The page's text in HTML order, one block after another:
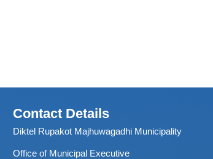
Contact Details
Diktel Rupakot Majhuwagadhi Municipality
Office of Municipal Executive